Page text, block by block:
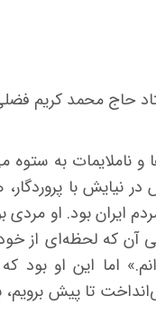
حاج محمد کریم
ناملایمات به
نیایش با
ایران بود. او مردی
آن که لحظه‌ای از
.» اما این او بود
تا پیش برویم،